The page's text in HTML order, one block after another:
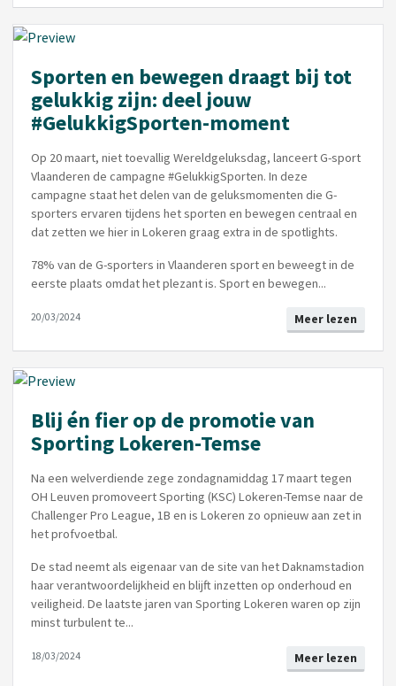
Sporten en bewegen draagt bij tot
gelukkig zijn: deel jouw
#GelukkigSporten-moment
Op 20 maart, niet toevallig Wereldgeluksdag, lanceert G-sport
Vlaanderen de campagne #GelukkigSporten. In deze
campagne staat het delen van de geluksmomenten die G-
sporters ervaren tijdens het sporten en bewegen centraal en
dat zetten we hier in Lokeren graag extra in de spotlights.
78% van de G-sporters in Vlaanderen sport en beweegt in de
eerste plaats omdat het plezant is. Sport en bewegen...
Meer lezen
20/03/2024
Blij én fier op de promotie van
Sporting Lokeren-Temse
Na een welverdiende zege zondagnamiddag 17 maart tegen
OH Leuven promoveert Sporting (KSC) Lokeren-Temse naar de
Challenger Pro League, 1B en is Lokeren zo opnieuw aan zet in
het profvoetbal.
De stad neemt als eigenaar van de site van het Daknamstadion
haar verantwoordelijkheid en blijft inzetten op onderhoud en
veiligheid. De laatste jaren van Sporting Lokeren waren op zijn
minst turbulent te...
Meer lezen
18/03/2024